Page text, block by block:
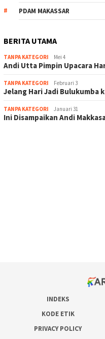
PDAM MAKASSAR
BERITA UTAMA
TANPA KATEGORI Mei 4
Andi Utta Pimpin Upacara
TANPA KATEGORI Februari 3
Jelang Hari Jadi Bulukumba
TANPA KATEGORI Januari 31
Ini Disampaikan Andi
INDEKS
KODE ETIK
PRIVACY POLICY